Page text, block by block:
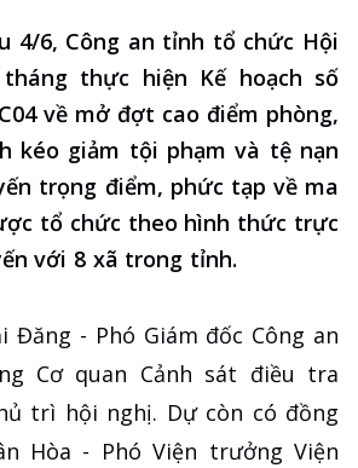
4/6, Công an tỉnh tổ chức Hội
thực hiện Kế hoạch số
về mở đợt cao điểm phòng,
kéo giảm tội phạm và tệ nạn
trọng điểm, phức tạp về ma
tổ chức theo hình thức trực
với 8 xã trong tỉnh.
Đăng - Phó Giám đốc Công an
Cơ quan Cảnh sát điều tra
trì hội nghị. Dự còn có đồng
Hòa - Phó Viện trưởng Viện